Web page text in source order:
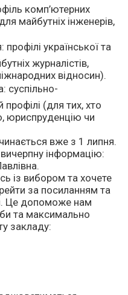
комп’ютерних
майбутніх інженерів,
профілі української та
журналістів,
відносин).
суспільно-
(для тих, хто
юриспруденцію чи
вже з 1 липня.
інформацію:
із вибором та хочете
за посиланням та
Це допоможе нам
та максимально
закладу: